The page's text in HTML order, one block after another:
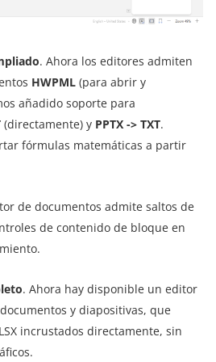
. Ahora los editores admiten
HWPML (para abrir y
añadido soporte para
(directamente) y PPTX -> TXT.
fórmulas matemáticas a partir
de documentos admite saltos de
de contenido de bloque en
. Ahora hay disponible un editor
y diapositivas, que
incrustados directamente, sin